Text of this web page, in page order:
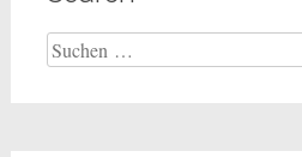
Suche
nach: